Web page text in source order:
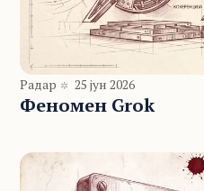
Радар 25 јун 2026
Феномен Grok